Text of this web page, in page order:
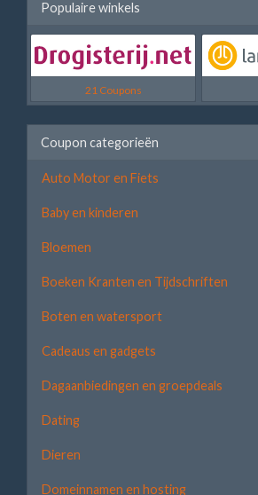
Populaire winkels
21 Coupons
Coupon categorieën
Auto Motor en Fiets
Baby en kinderen
Bloemen
Boeken Kranten en Tijdschriften
Boten en watersport
Cadeaus en gadgets
Dagaanbiedingen en groepdeals
Dating
Dieren
Domeinnamen en hosting